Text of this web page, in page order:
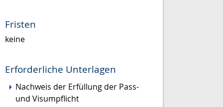
Fristen
keine
Erforderliche Unterlagen
Nachweis der Erfüllung der Pass-
und Visumpflicht